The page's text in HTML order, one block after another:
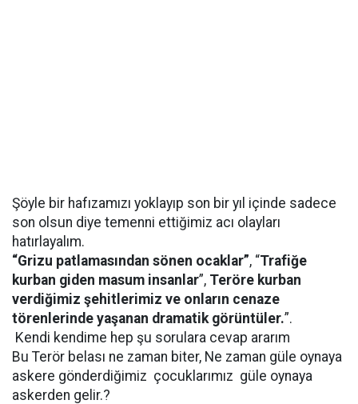
Şöyle bir hafızamızı yoklayıp son bir yıl içinde sadece
son olsun diye temenni ettiğimiz acı olayları
hatırlayalım.
“Grizu patlamasından sönen ocaklar”, “Trafiğe
kurban giden masum insanlar”, Teröre kurban
verdiğimiz şehitlerimiz ve onların cenaze
törenlerinde yaşanan dramatik görüntüler.”.
Kendi kendime hep şu sorulara cevap ararım
Bu Terör belası ne zaman biter, Ne zaman güle oynaya
askere gönderdiğimiz çocuklarımız güle oynaya
askerden gelir.?